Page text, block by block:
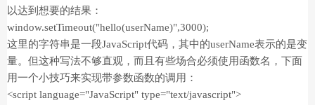
以达到想要的结果：
window.setTimeout("hello(userName)",3000);
这里的字符串是一段JavaScript代码，其中的userName表示的是变
量。但这种写法不够直观，而且有些场合必须使用函数名，下面
用一个小技巧来实现带参数函数的调用：
<script language="JavaScript" type="text/javascript">